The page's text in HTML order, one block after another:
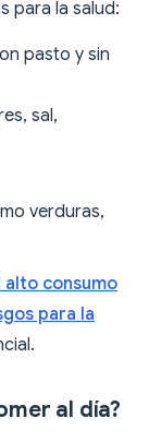
para la salud:
pasto y sin
sal,
verduras,
alto consumo
para la
al día?